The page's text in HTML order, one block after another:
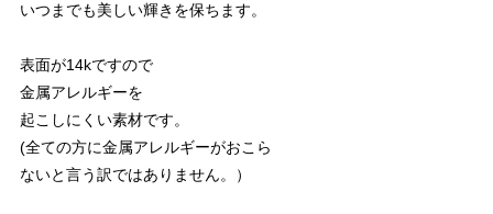
いつまでも美しい輝きを保ちます。
表面が14kですので
金属アレルギーを
起こしにくい素材です。
(全ての方に金属アレルギーがおこら
ないと言う訳ではありません。）